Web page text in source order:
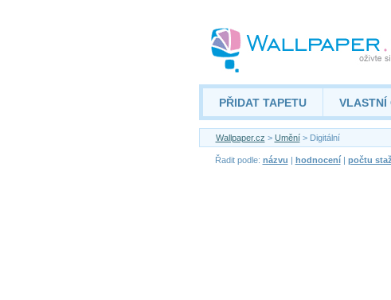
PŘIDAT TAPETU VLASTNÍ
Wallpaper.cz > Umění> Digitální
Řadit podle: názvu | hodnocení| počtu